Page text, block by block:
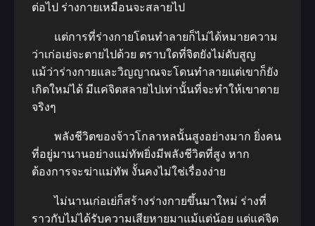
ต่อไป ร่างกายเหมือนจะสลายไป
แต่การที่ร่างกายโดนทำลายก็ไม่ได้หมายความ
ว่าเก่อเย่จะตายไปด้วย ตราบใดที่จิตยังไม่ดับสูญ
แม้ว่าร่างกายและวิญญาณจะโดนทำลายแต่เขาก็ยัง
เกิดใหม่ได้ มีแค่จิตสลายไปเท่านั้นที่จะทำให้เขาตาย
จริงๆ
พลังชีวิตของจ้าวโกลาหลนั้นสูงอย่างมาก ยิ่งคน
ที่อยู่มานานอย่างแม่ทัพยิ่งมีพลังชีวิตที่สูง หาก
ต้องการจะฆ่าแม่ทัพ งั้นคงไม่ใช่เรื่องง่าย
ไม่นานเก่อเย่ก็สร้างร่างกายขึ้นมาใหม่ ร่างที่
ราวกับไม่ได้รับความเสียหายมาแม้แต่น้อย แต่แค่จิต